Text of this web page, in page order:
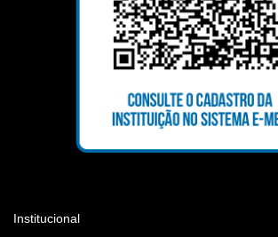
Institucional